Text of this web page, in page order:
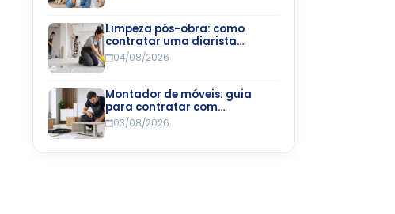
Limpeza pós-obra: como
contratar uma diarista
especializada
04/08/2026
Montador de móveis: guia
para contratar com
segurança e economia
03/08/2026